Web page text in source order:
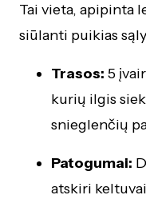
Tai vieta, apipinta
siūlanti puikias
Trasos: 5
kurių ilgis
snieglenčių
Patogumai:
atskiri